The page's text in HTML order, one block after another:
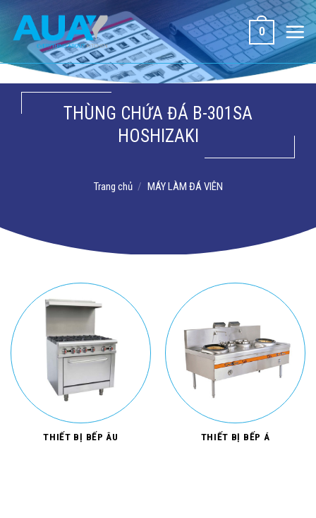
dung
0
THÙNG CHỨA ĐÁ B-301SA
HOSHIZAKI
Trang chủ / MÁY LÀM ĐÁ VIÊN
THIẾT BỊ BẾP ÂU THIẾT BỊ BẾP Á